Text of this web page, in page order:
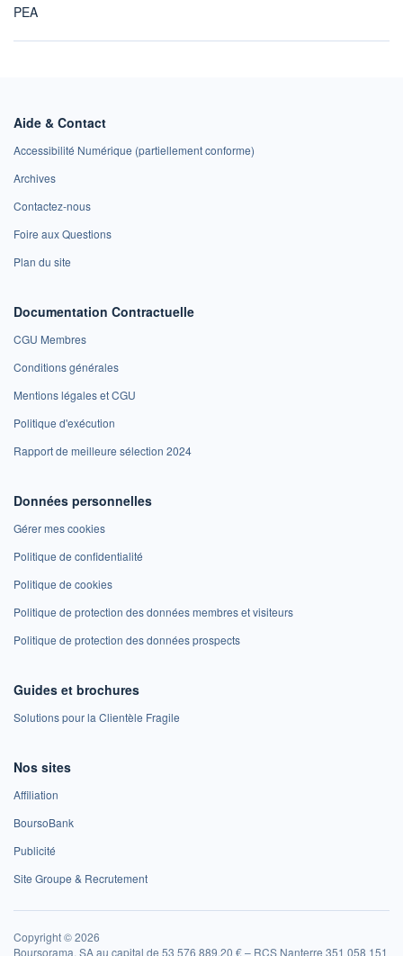
PEA
Aide & Contact
Accessibilité Numérique (partiellement conforme)
Archives
Contactez-nous
Foire aux Questions
Plan du site
Documentation Contractuelle
CGU Membres
Conditions générales
Mentions légales et CGU
Politique d'exécution
Rapport de meilleure sélection 2024
Données personnelles
Gérer mes cookies
Politique de confidentialité
Politique de cookies
Politique de protection des données membres et visiteurs
Politique de protection des données prospects
Guides et brochures
Solutions pour la Clientèle Fragile
Nos sites
Affiliation
BoursoBank
Publicité
Site Groupe & Recrutement
Copyright © 2026
Boursorama, SA au capital de 53 576 889,20 € – RCS Nanterre 351 058 151